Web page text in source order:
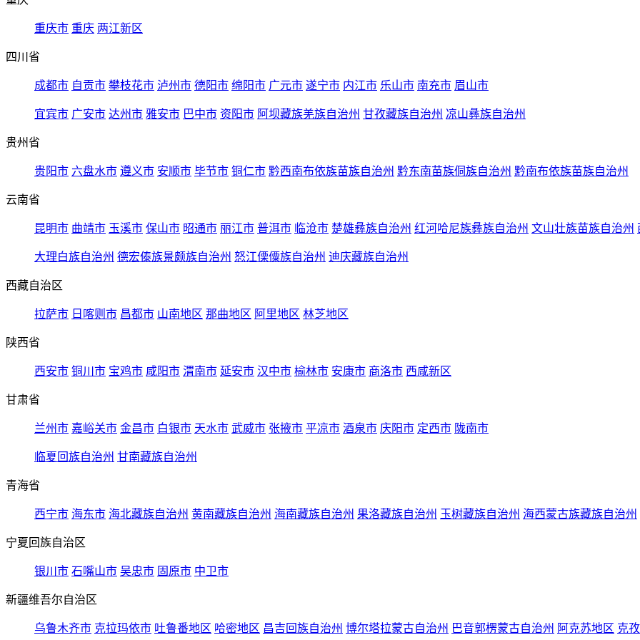
重庆市 重庆 两江新区
四川省
成都市 自贡市 攀枝花市 泸州市 德阳市 绵阳市 广元市 遂宁市 内江市 乐山市 南充市 眉山市
宜宾市 广安市 达州市 雅安市 巴中市 资阳市 阿坝藏族羌族自治州 甘孜藏族自治州 凉山彝族自治州
贵州省
贵阳市 六盘水市 遵义市 安顺市 毕节市 铜仁市 黔西南布依族苗族自治州 黔东南苗族侗族自治州 黔南布依族苗族自治州
云南省
昆明市 曲靖市 玉溪市 保山市 昭通市 丽江市 普洱市 临沧市 楚雄彝族自治州 红河哈尼族彝族自治州 文山壮族苗族自治州
大理白族自治州 德宏傣族景颇族自治州 怒江傈僳族自治州 迪庆藏族自治州
西藏自治区
拉萨市 日喀则市 昌都市 山南地区 那曲地区 阿里地区 林芝地区
陕西省
西安市 铜川市 宝鸡市 咸阳市 渭南市 延安市 汉中市 榆林市 安康市 商洛市 西咸新区
甘肃省
兰州市 嘉峪关市 金昌市 白银市 天水市 武威市 张掖市 平凉市 酒泉市 庆阳市 定西市 陇南市
临夏回族自治州 甘南藏族自治州
青海省
西宁市 海东市 海北藏族自治州 黄南藏族自治州 海南藏族自治州 果洛藏族自治州 玉树藏族自治州 海西蒙古族藏族自治州
宁夏回族自治区
银川市 石嘴山市 吴忠市 固原市 中卫市
新疆维吾尔自治区
乌鲁木齐市 克拉玛依市 吐鲁番地区 哈密地区 昌吉回族自治州 博尔塔拉蒙古自治州 巴音郭楞蒙古自治州 阿克苏地区 克